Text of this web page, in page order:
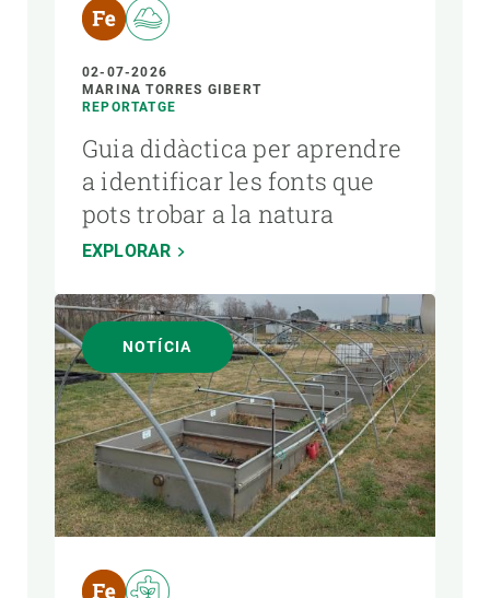
02-07-2026
MARINA TORRES GIBERT
REPORTATGE
Guia didàctica per aprendre
a identificar les fonts que
pots trobar a la natura
EXPLORAR
NOTÍCIA